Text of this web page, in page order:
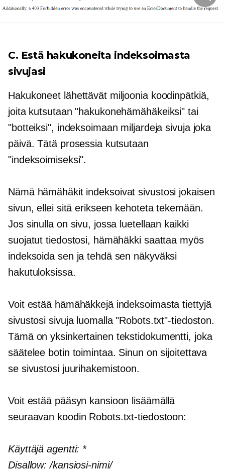
C. Estä hakukoneita indeksoimasta
sivujasi
Hakukoneet lähettävät miljoonia koodinpätkiä,
joita kutsutaan "hakukonehämähäkeiksi" tai
"botteiksi", indeksoimaan miljardeja sivuja joka
päivä. Tätä prosessia kutsutaan
"indeksoimiseksi".
Nämä hämähäkit indeksoivat sivustosi jokaisen
sivun, ellei sitä erikseen kehoteta tekemään.
Jos sinulla on sivu, jossa luetellaan kaikki
suojatut tiedostosi, hämähäkki saattaa myös
indeksoida sen ja tehdä sen näkyväksi
hakutuloksissa.
Voit estää hämähäkkejä indeksoimasta tiettyjä
sivustosi sivuja luomalla "Robots.txt"-tiedoston.
Tämä on yksinkertainen tekstidokumentti, joka
säätelee botin toimintaa. Sinun on sijoitettava
se sivustosi juurihakemistoon.
Voit estää pääsyn kansioon lisäämällä
seuraavan koodin Robots.txt-tiedostoon:
Käyttäjä agentti: *
Disallow:/kansiosi-nimi/